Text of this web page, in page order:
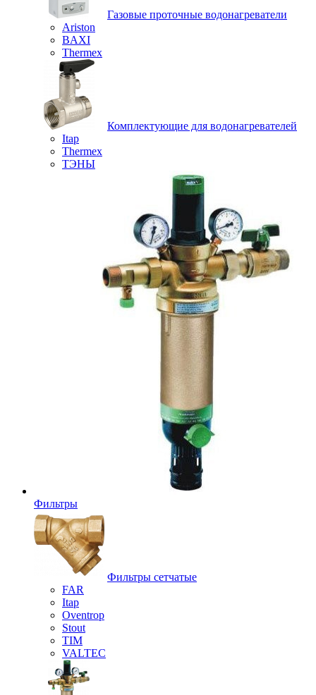
Газовые проточные водонагреватели
Ariston
BAXI
Thermex
Комплектующие для водонагревателей
Itap
Thermex
ТЭНЫ
Фильтры
Фильтры сетчатые
FAR
Itap
Oventrop
Stout
TIM
VALTEC